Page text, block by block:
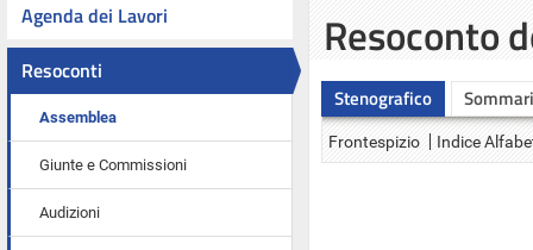
Agenda dei Lavori
Resoconti
Assemblea
Giunte e Commissioni
Audizioni
Resoconto
Stenografico
Frontespizio Indice